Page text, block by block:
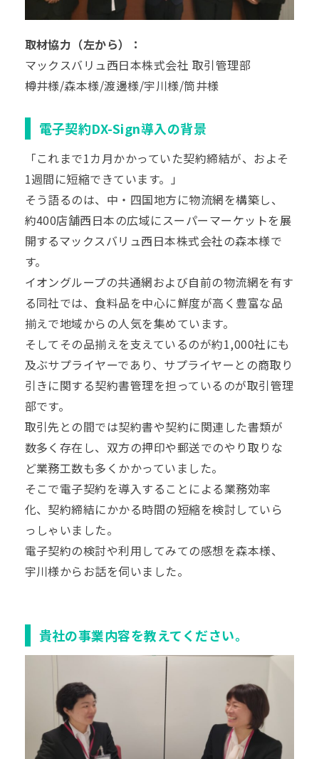
取材協力（左から）：
マックスバリュ西日本株式会社 取引管理部
樽井様/森本様/渡邊様/宇川様/筒井様
電子契約DX-Sign導入の背景
「これまで1カ月かかっていた契約締結が、およそ
1週間に短縮できています。」
そう語るのは、中・四国地方に物流網を構築し、
約400店舗西日本の広域にスーパーマーケットを展
開するマックスバリュ西日本株式会社の森本様で
す。
イオングループの共通網および自前の物流網を有す
る同社では、食料品を中心に鮮度が高く豊富な品
揃えで地域からの人気を集めています。
そしてその品揃えを支えているのが約1,000社にも
及ぶサプライヤーであり、サプライヤーとの商取り
引きに関する契約書管理を担っているのが取引管理
部です。
取引先との間では契約書や契約に関連した書類が
数多く存在し、双方の押印や郵送でのやり取りな
ど業務工数も多くかかっていました。
そこで電子契約を導入することによる業務効率
化、契約締結にかかる時間の短縮を検討していら
っしゃいました。
電子契約の検討や利用してみての感想を森本様、
宇川様からお話を伺いました。
貴社の事業内容を教えてください。